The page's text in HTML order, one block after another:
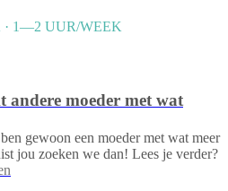
· 1—2 UUR/WEEK
andere moeder met wat
gewoon een moeder met wat meer
jou zoeken we dan! Lees je verder?